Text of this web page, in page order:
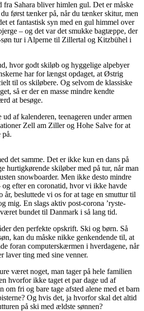
fra Sahara bliver himlen gul. Det er måske
først tænker på, når du tænker skitur, men
et fantastisk syn med en gul himmel over
– og det var det smukke bagtæppe, der
tur i Alperne til Zillertal og Kitzbühel i
hvor godt skiløb og hyggelige alpebyer
har for længst opdaget, at Østrig
til os skiløbere. Og selvom de klassiske
så er der en masse mindre kendte
at besøge.
af kalenderen, teenageren under armen
Zell am Ziller og Hohe Salve for at
på.
det samme. Det er ikke kun en dans på
hurtigkørende skiløber med på tur, når man
snowboarder. Men ikke desto mindre
og efter en coronatid, hvor vi ikke havde
år, besluttede vi os for at tage en smuttur til
mig. En slags aktiv post-corona ’ryste-
bundet til Danmark i så lang tid.
den perfekte opskrift. Ski og børn. Så
kan du måske nikke genkendende til, at
foran computerskærmen i hverdagene, når
laver ting med sine venner.
været noget, man tager på hele familien
hvorfor ikke taget et par dage ud af
om fri og bare tage afsted alene med et barn
Og hvis det, ja hvorfor skal det altid
på ski med ældste sønnen?